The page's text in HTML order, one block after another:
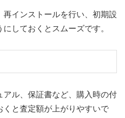
インストールを行い、初期設
しておくとスムーズです。
ル、保証書など、購入時の付
くと査定額が上がりやすいで